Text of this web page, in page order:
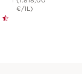
€/1L)